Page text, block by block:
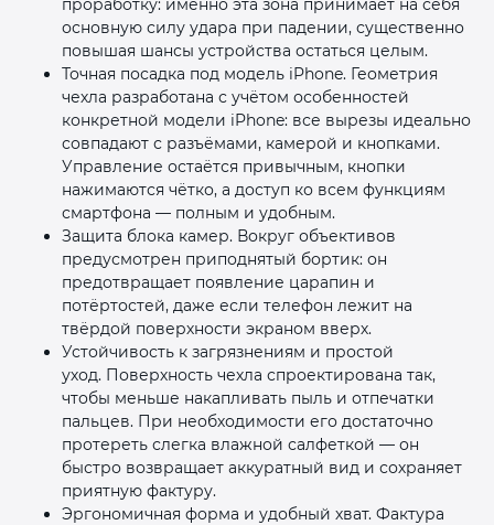
проработку: именно эта зона принимает на себя
основную силу удара при падении, существенно
повышая шансы устройства остаться целым.
Точная посадка под модель iPhone. Геометрия
чехла разработана с учётом особенностей
конкретной модели iPhone: все вырезы идеально
совпадают с разъёмами, камерой и кнопками.
Управление остаётся привычным, кнопки
нажимаются чётко, а доступ ко всем функциям
смартфона — полным и удобным.
Защита блока камер. Вокруг объективов
предусмотрен приподнятый бортик: он
предотвращает появление царапин и
потёртостей, даже если телефон лежит на
твёрдой поверхности экраном вверх.
Устойчивость к загрязнениям и простой
уход. Поверхность чехла спроектирована так,
чтобы меньше накапливать пыль и отпечатки
пальцев. При необходимости его достаточно
протереть слегка влажной салфеткой — он
быстро возвращает аккуратный вид и сохраняет
приятную фактуру.
Эргономичная форма и удобный хват. Фактура